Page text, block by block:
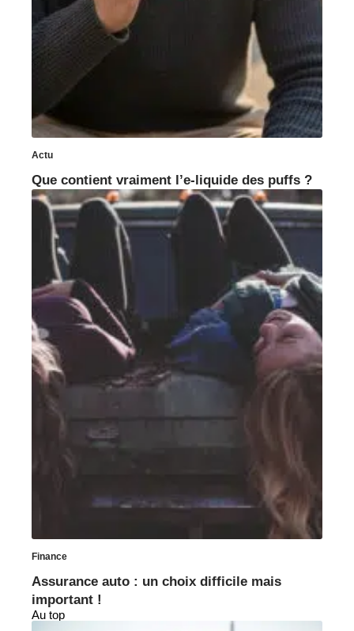
Actu
Que contient vraiment l’e-liquide des puffs ?
Finance
Assurance auto : un choix difficile mais
important !
Au top